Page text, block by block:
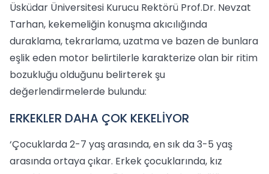
Üsküdar Üniversitesi Kurucu Rektörü Prof.Dr. Nevzat
Tarhan, kekemeliğin konuşma akıcılığında
duraklama, tekrarlama, uzatma ve bazen de bunlara
eşlik eden motor belirtilerle karakterize olan bir ritim
bozukluğu olduğunu belirterek şu
değerlendirmelerde bulundu:
ERKEKLER DAHA ÇOK KEKELİYOR
‘Çocuklarda 2-7 yaş arasında, en sık da 3-5 yaş
arasında ortaya çıkar. Erkek çocuklarında, kız